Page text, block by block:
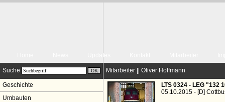
Suche
Geschichte
Umbauten
Mitarbeiter || Oliver Hoffmann
LTS 0324 - LEG "132
05.10.2015 - [D]